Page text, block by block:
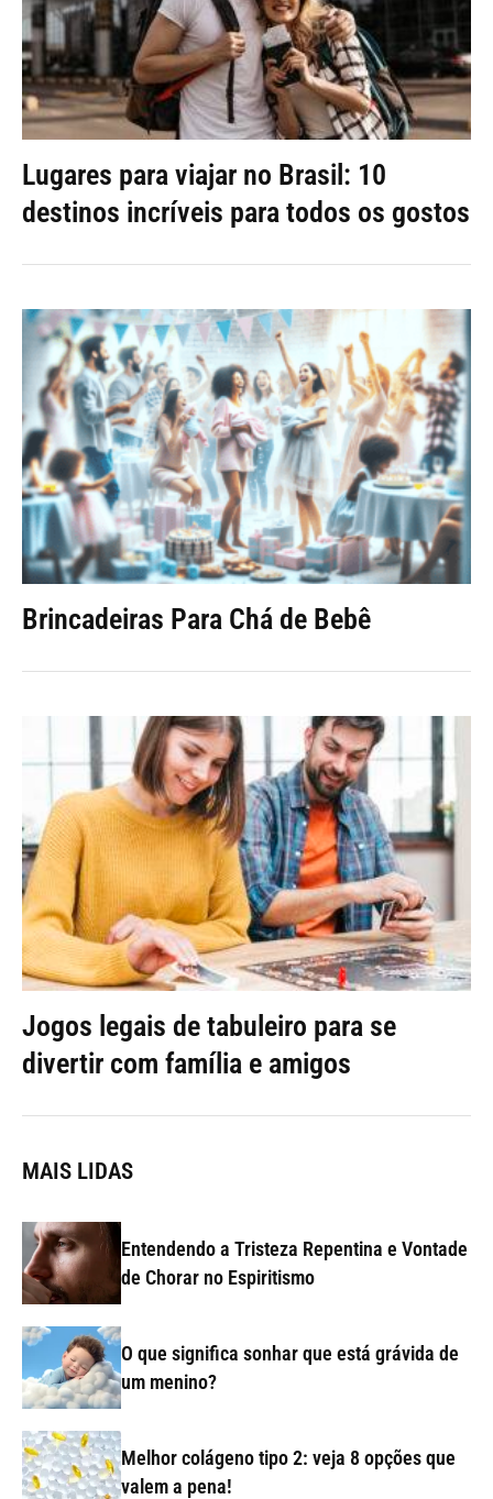
Lugares para viajar no Brasil: 10
destinos incríveis para todos os gostos
Brincadeiras Para Chá de Bebê
Jogos legais de tabuleiro para se
divertir com família e amigos
MAIS LIDAS
Entendendo a Tristeza Repentina e Vontade
de Chorar no Espiritismo
O que significa sonhar que está grávida de
um menino?
Melhor colágeno tipo 2: veja 8 opções que
valem a pena!